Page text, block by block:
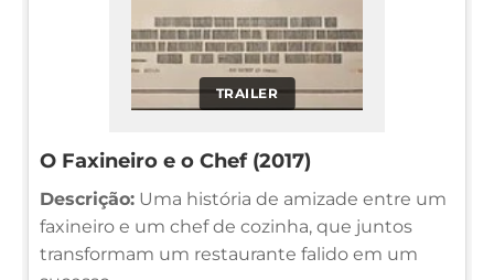
TRAILER
O Faxineiro e o Chef (2017)
Descrição: Uma história de amizade entre um
faxineiro e um chef de cozinha, que juntos
transformam um restaurante falido em um